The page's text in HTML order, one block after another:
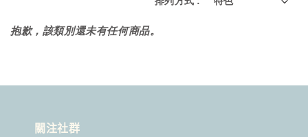
抱歉，該類別還未有任何商品。
關注社群